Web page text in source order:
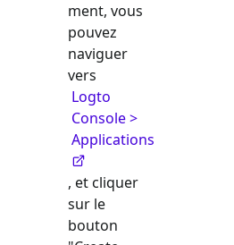
ment, vous
pouvez
naviguer
vers
Logto
Console >
Applications
, et cliquer
sur le
bouton